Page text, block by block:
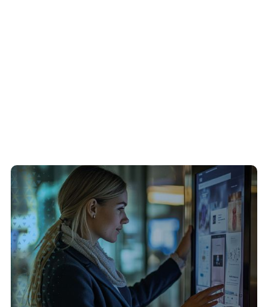
27/7/2026
Como o setor público pode usar totens
interativos para melhorar a prestação de
serviços ao cidadão